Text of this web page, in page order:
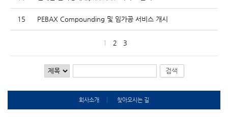
15 PEBAX Compounding 및 임가공 서비스 개시
1 2 3
회사소개 찾아오시는 길